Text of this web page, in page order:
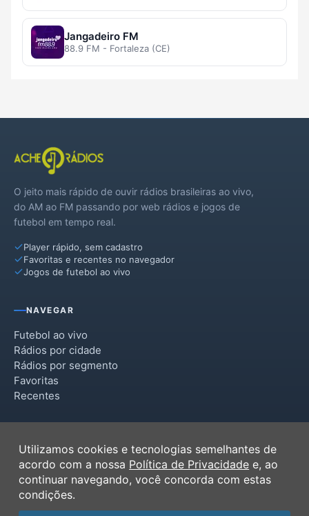
Jangadeiro FM
88.9 FM - Fortaleza (CE)
O jeito mais rápido de ouvir rádios brasileiras ao vivo,
do AM ao FM passando por web rádios e jogos de
futebol em tempo real.
Player rápido, sem cadastro
Favoritas e recentes no navegador
Jogos de futebol ao vivo
NAVEGAR
Futebol ao vivo
Rádios por cidade
Rádios por segmento
Favoritas
Recentes
Termos de Uso
Política de Privacidade
Ferramentas
Contato
Utilizamos cookies e tecnologias semelhantes de
acordo com a nossa Política de Privacidade e, ao
continuar navegando, você concorda com estas
condições.